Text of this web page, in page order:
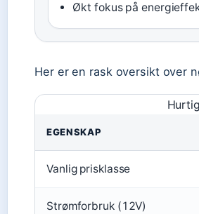
Økt fokus på
Her er en rask oversikt over
EGENSKAP
Vanlig prisklasse
Strømforbruk (12V)